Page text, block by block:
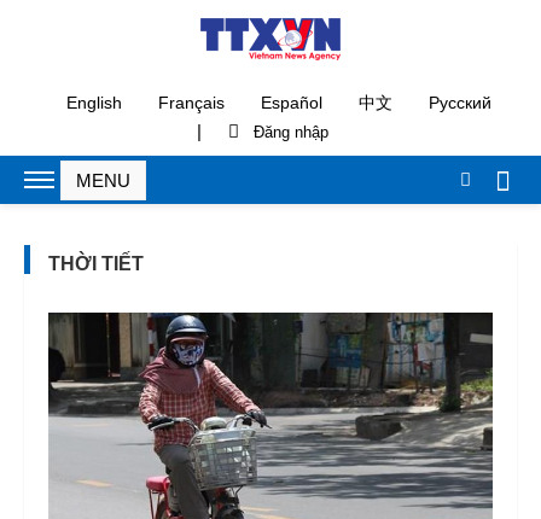
English Français Español 中文 Русский
|
THỜI TIẾT